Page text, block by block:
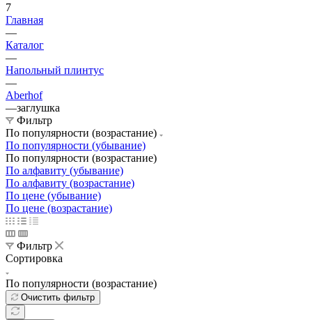
7
Главная
—
Каталог
—
Напольный плинтус
—
Aberhof
—заглушка
Фильтр
По популярности (возрастание)
По популярности (убывание)
По популярности (возрастание)
По алфавиту (убывание)
По алфавиту (возрастание)
По цене (убывание)
По цене (возрастание)
Фильтр
Сортировка
По популярности (возрастание)
Очистить фильтр